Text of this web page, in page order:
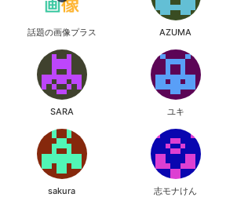
話題の画像プラス AZUMA
SARA ユキ
sakura 志モナけん